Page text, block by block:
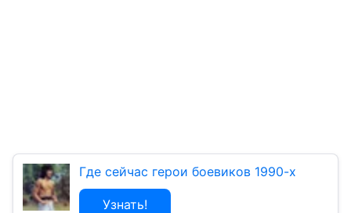
Где сейчас герои боевиков 1990-х
Узнать!